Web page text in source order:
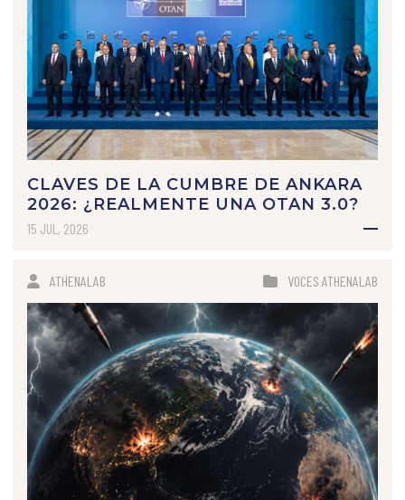
CLAVES DE LA CUMBRE DE ANKARA
2026: ¿REALMENTE UNA OTAN 3.0?
15 JUL, 2026
ATHENALAB VOCES ATHENALAB